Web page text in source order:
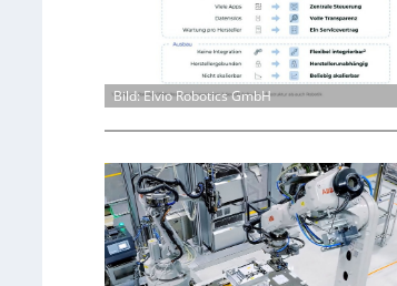
Bild: Elvio Robotics GmbH